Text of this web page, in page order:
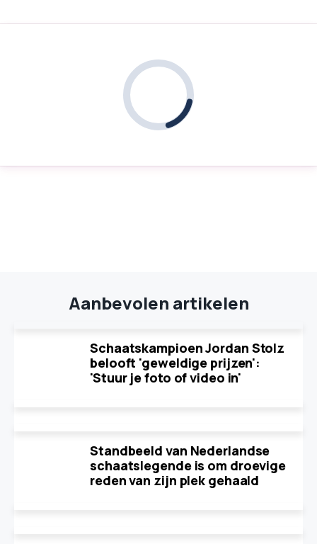
Aanbevolen artikelen
Schaatskampioen Jordan Stolz
belooft 'geweldige prijzen':
'Stuur je foto of video in'
Standbeeld van Nederlandse
schaatslegende is om droevige
reden van zijn plek gehaald